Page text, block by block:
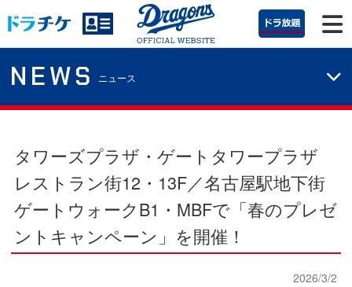
NEWS ニュース
タワーズプラザ・ゲートタワープラザ
レストラン街12・13F／名古屋駅地下街
ゲートウォークB1・MBFで「春のプレゼ
ントキャンペーン」を開催！
2026/3/2